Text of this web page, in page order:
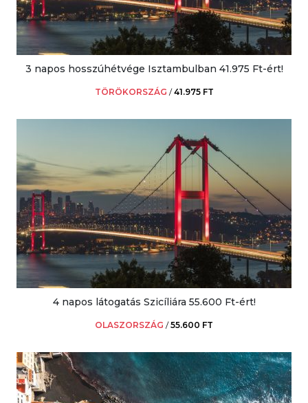
3 napos hosszúhétvége Isztambulban 41.975 Ft-ért!
TÖRÖKORSZÁG /41.975 FT
4 napos látogatás Szicíliára 55.600 Ft-ért!
OLASZORSZÁG /55.600 FT